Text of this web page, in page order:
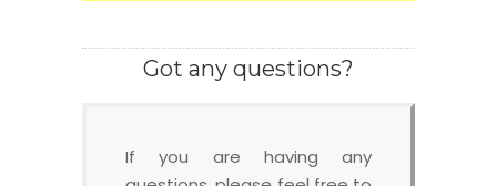
Got any questions?
If you are having any